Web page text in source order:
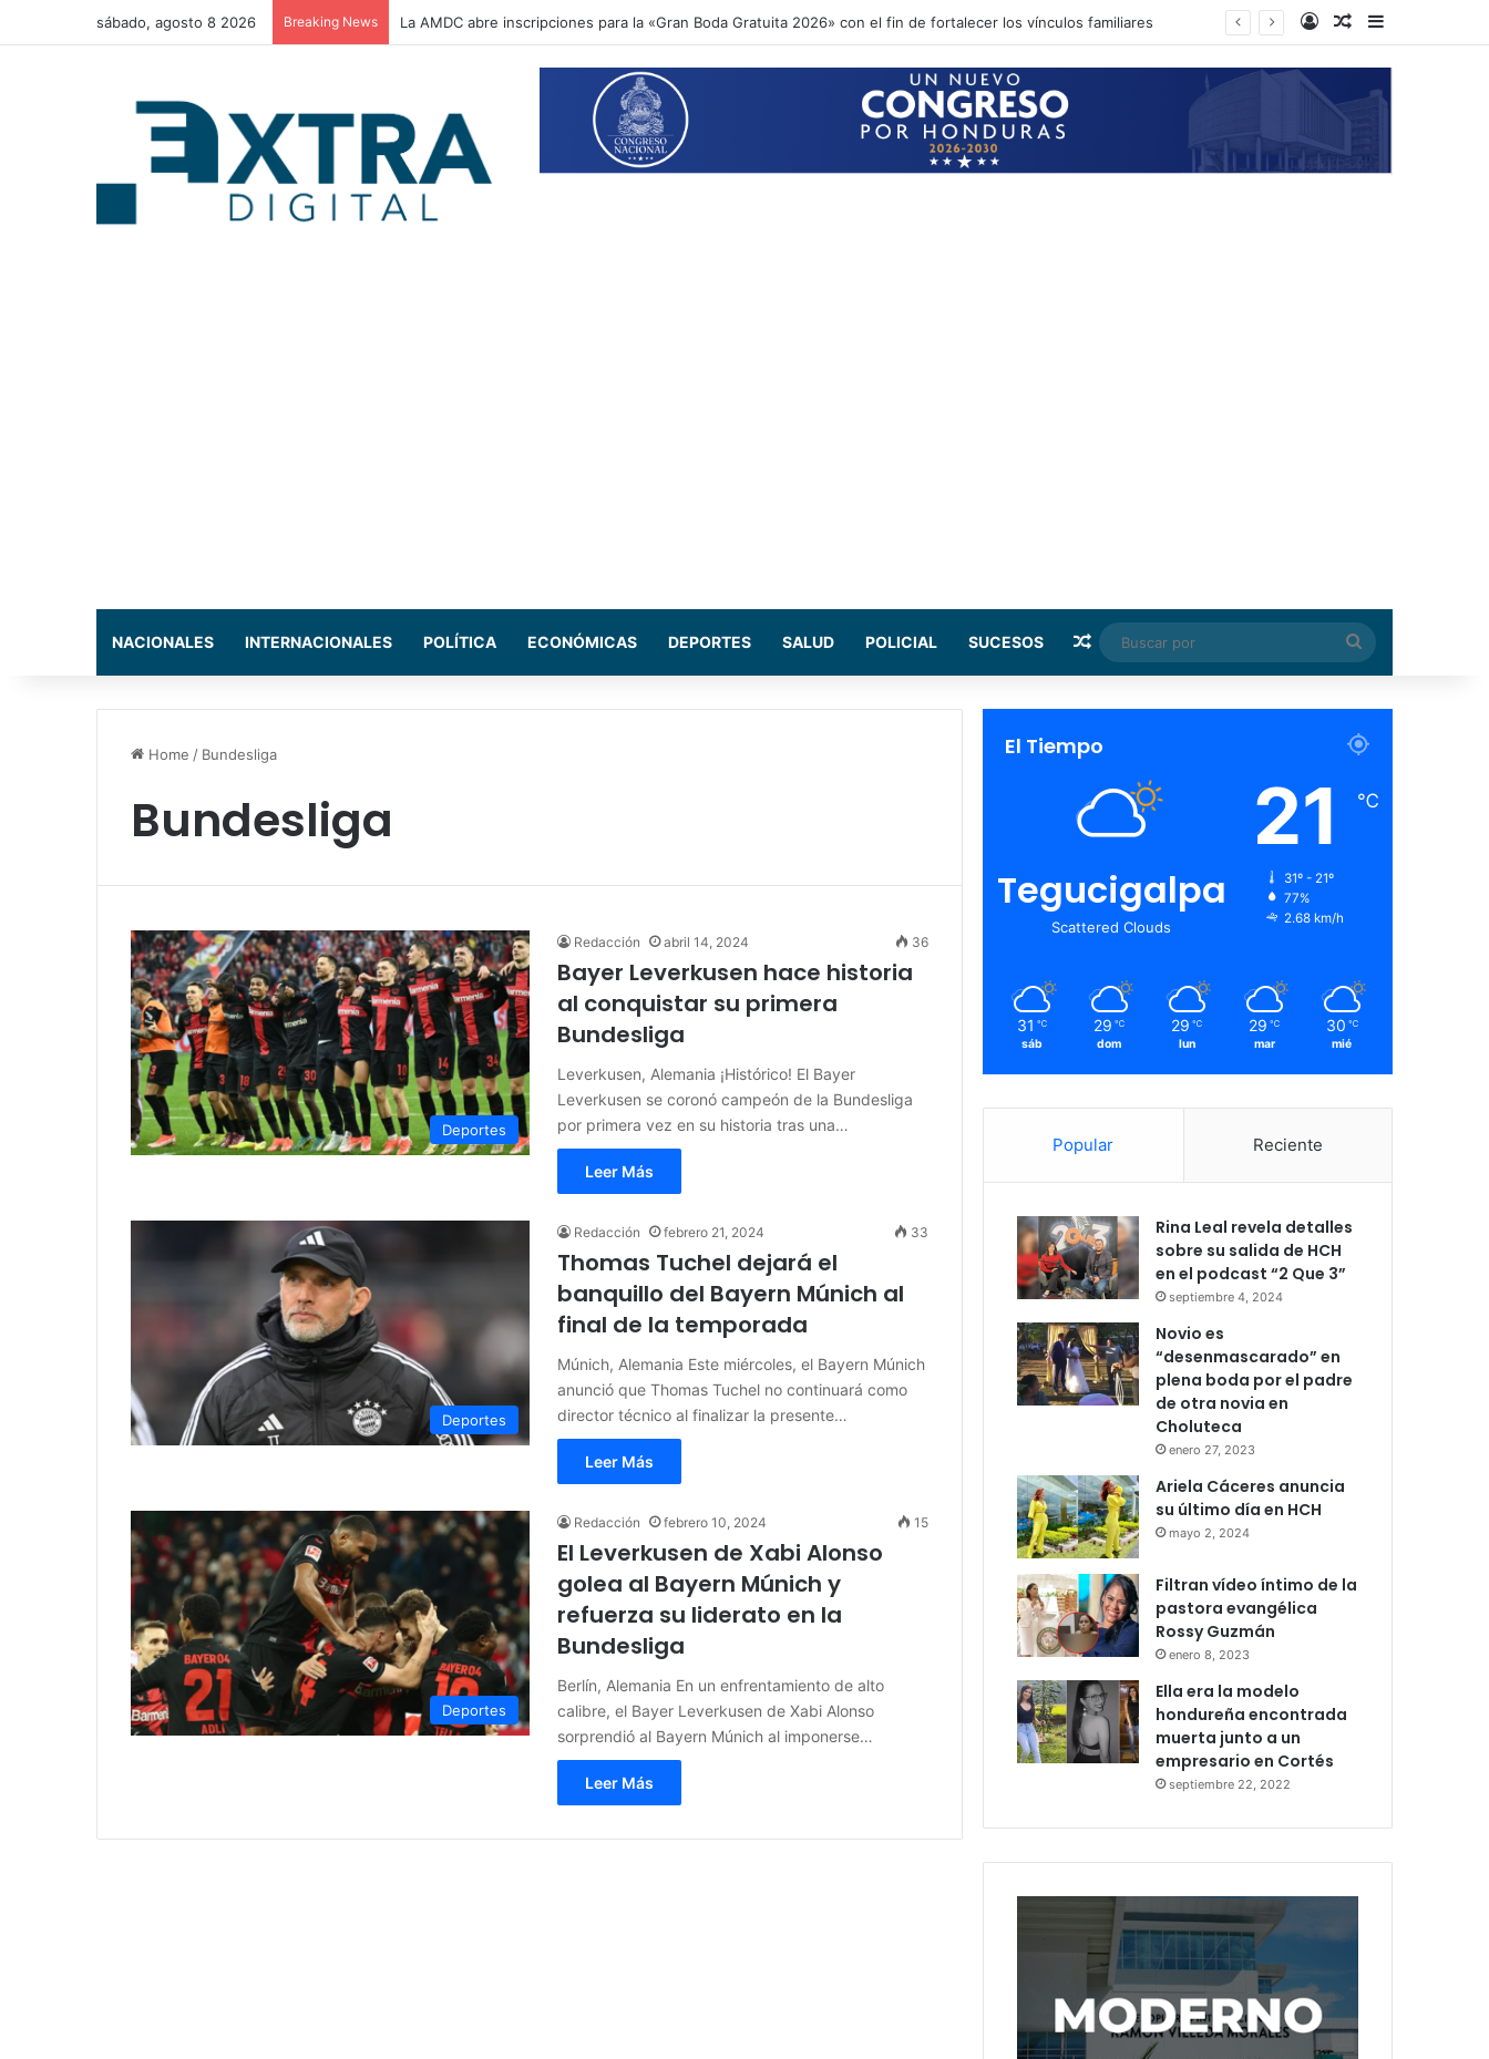
sábado, agosto 8 2026 Breaking News La AMDC abre inscripciones para la «Gran Boda Gratuita 2026» con el fin de fortalecer los vínculos familiares Log InRandom Article
NACIONALES INTERNACIONALES POLÍTICA ECONÓMICAS DEPORTES SALUD POLICIAL SUCESOS Random Article
Buscar
por
Home / Bundesliga
Bundesliga
Deportes
Redacción abril 14, 2024 36
Bayer Leverkusen hace historia
al conquistar su primera
Bundesliga
Leverkusen, Alemania ¡Histórico! El Bayer
Leverkusen se coronó campeón de la Bundesliga
por primera vez en su historia tras una…
Leer Más
Deportes
Redacción febrero 21, 2024 33
Thomas Tuchel dejará el
banquillo del Bayern Múnich al
final de la temporada
Múnich, Alemania Este miércoles, el Bayern Múnich
anunció que Thomas Tuchel no continuará como
director técnico al finalizar la presente…
Leer Más
Deportes
Redacción febrero 10, 2024 15
El Leverkusen de Xabi Alonso
golea al Bayern Múnich y
refuerza su liderato en la
Bundesliga
Berlín, Alemania En un enfrentamiento de alto
calibre, el Bayer Leverkusen de Xabi Alonso
sorprendió al Bayern Múnich al imponerse…
Leer Más
El Tiempo
Tegucigalpa
Scattered Clouds
21 ℃
31º - 21º
77%
2.68 km/h
31 ℃
sáb
29 ℃
dom
29 ℃
lun
29 ℃
mar
30 ℃
mié
Popular Reciente
Rina Leal revela detalles
sobre su salida de HCH
en el podcast “2 Que 3”
septiembre 4, 2024
Novio es
“desenmascarado” en
plena boda por el padre
de otra novia en
Choluteca
enero 27, 2023
Ariela Cáceres anuncia
su último día en HCH
mayo 2, 2024
Filtran vídeo íntimo de la
pastora evangélica
Rossy Guzmán
enero 8, 2023
Ella era la modelo
hondureña encontrada
muerta junto a un
empresario en Cortés
septiembre 22, 2022